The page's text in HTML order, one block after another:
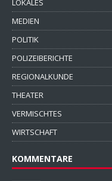
LOKALES
MEDIEN
POLITIK
POLIZEIBERICHTE
REGIONALKUNDE
THEATER
VERMISCHTES
WIRTSCHAFT
KOMMENTARE